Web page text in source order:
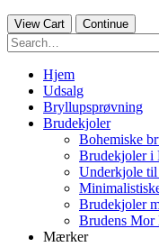
View Cart Continue
Hjem
Udsalg
Bryllupsprøvning
Brudekjoler
Bohemiske
Brudekjoler i
Underkjole
Brudekjoler
Brudens Mor
Mærker